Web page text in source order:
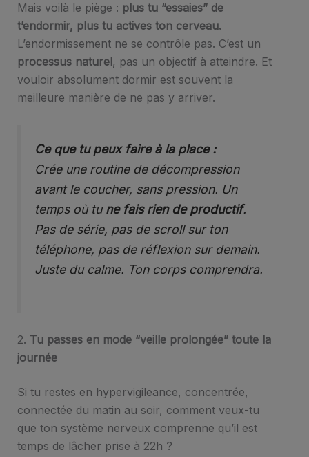
Mais voilà le piège : plus tu “essaies” de
t’endormir, plus tu actives ton cerveau.
L’endormissement ne se contrôle pas. C’est un
processus naturel , pas un objectif à atteindre. Et
vouloir absolument dormir est souvent la
meilleure manière de ne pas y arriver.
Ce que tu peux faire à la place :
Crée une routine de décompression
avant le coucher, sans pression. Un
temps où tune fais rien de productif.
Pas de série, pas de scroll sur ton
téléphone, pas de réflexion sur demain.
Juste du calme. Ton corps comprendra.
2. Tu passes en mode “veille prolongée” toute la
journée
Si tu restes en hypervigileance, concentrée,
connectée du matin au soir, comment veux-tu
que ton système nerveux comprenne qu’il est
temps de lâcher prise à 22h ?